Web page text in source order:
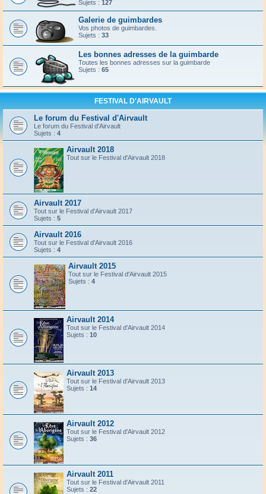
Sujets : 127
Galerie de guimbardes
Vos photos de guimbardes.
Sujets : 33
Les bonnes adresses de la guimbarde
Toutes les bonnes adresses sur la guimbarde
Sujets : 65
FESTIVAL D'AIRVAULT
Le forum du Festival d'Airvault
Le forum du Festival d'Airvault
Sujets : 4
Airvault 2018
Tout sur le Festival d'Airvault 2018
Airvault 2017
Tout sur le Festival d'Airvault 2017
Sujets : 5
Airvault 2016
Tout sur le Festival d'Airvault 2016
Sujets : 4
Airvault 2015
Tout sur le Festival d'Airvault 2015
Sujets : 4
Airvault 2014
Tout sur le Festival d'Airvault 2014
Sujets : 10
Airvault 2013
Tout sur le Festival d'Airvault 2013
Sujets : 14
Airvault 2012
Tout sur le Festival d'Airvault 2012
Sujets : 36
Airvault 2011
Tout sur le Festival d'Airvault 2011
Sujets : 22